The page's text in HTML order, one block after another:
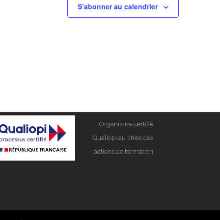
S’abonner au calendrier
Organisme certifié
Qualiopi au titres des
actions de formation